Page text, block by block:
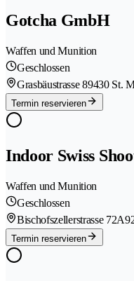
Gotcha GmbH
Waffen und Munition
Geschlossen
Grasbäustrasse 89430 St.
Termin reservieren
Indoor Swiss
Waffen und Munition
Geschlossen
Bischofszellerstrasse 72A
Termin reservieren